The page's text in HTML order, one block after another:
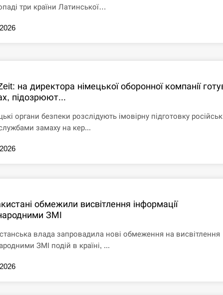
три країни Латинської…
на директора німецької оборонної компанії
підозрюют...
органи безпеки розслідують імовірну підготовку
замаху на кер...
обмежили висвітлення інформації
ЗМІ
влада запровадила нові обмеження на висвітлення
ЗМІ подій в країні, ...